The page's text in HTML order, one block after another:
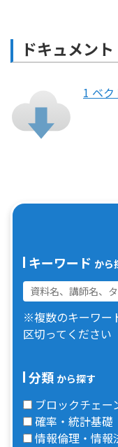
ドキュメント
1 ベ
キーワード から
※複数のキーワー
区切ってください
分類 から探す
ブロックチェー
確率・統計基礎
情報倫理・情報